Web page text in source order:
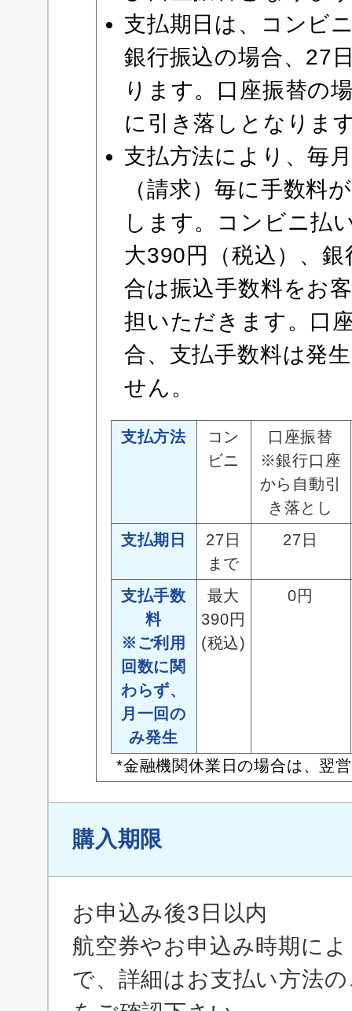
支払期日は、コンビ
銀行振込の場合、27
ります。口座振替の
に引き落しとなりま
支払方法により、毎
（請求）毎に手数料
します。コンビニ払
大390円（税込）、
合は振込手数料をお
担いただきます。口
合、支払手数料は発
せん。
支払方法
コン
ビニ
口座振替
※銀行口座
から自動引
き落とし
支払期日
27日
まで
27日
支払手数
料
※ご利用
回数に関
わらず、
月一回の
み発生
最大
390円
(税込)
0円
*金融機関休業日の場合は、翌
購入期限
お申込み後3日以内
航空券やお申込み時期に
で、詳細はお支払い方法